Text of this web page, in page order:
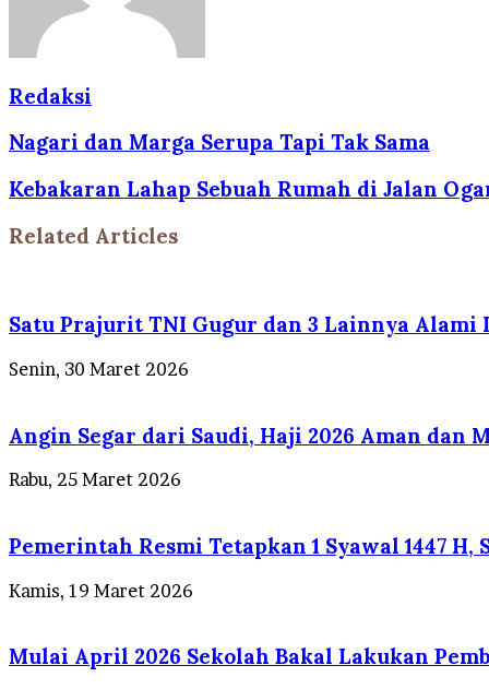
Redaksi
Nagari dan Marga Serupa Tapi Tak Sama
Kebakaran Lahap Sebuah Rumah di Jalan
Related Articles
Satu Prajurit TNI Gugur dan 3 Lainnya Alami
Senin, 30 Maret 2026
Angin Segar dari Saudi, Haji 2026 Aman dan
Rabu, 25 Maret 2026
Pemerintah Resmi Tetapkan 1 Syawal 1447 H,
Kamis, 19 Maret 2026
Mulai April 2026 Sekolah Bakal Lakukan